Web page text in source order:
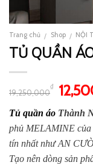
Trang chủ / Shop / NỘI
TỦ QUẦN
19,250,000
₫
Tủ quần áo Thành
phủ MELAMINE của
tín nhất như AN
Tạo nên dòng sản